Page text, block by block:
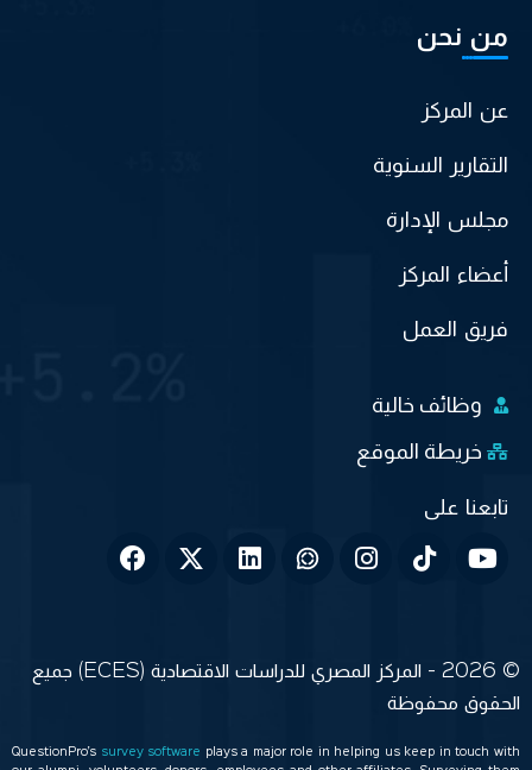
من نحن
عن المركز
التقارير السنوية
مجلس الإدارة
أعضاء المركز
فريق العمل
وظائف خالية
خريطة الموقع
© 2026 - المركز المصري للدراسات الاقتصادية (ECES) جميع
الحقوق محفوظة
QuestionPro’s survey software
plays a major role in helping us keep in touch with